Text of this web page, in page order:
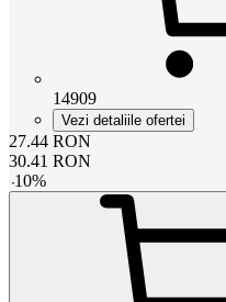
14909
Vezi detaliile ofertei
27.44 RON
30.41 RON
-10%